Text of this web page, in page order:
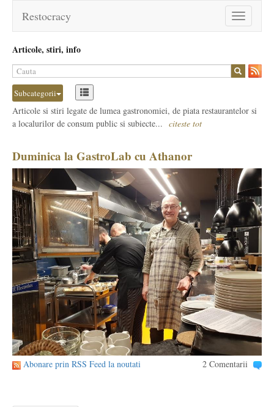
Toggle
navigation
Restocracy
Articole, stiri, info
Subcategorii
Articole si stiri legate de lumea gastronomiei, de piata restaurantelor si
a localurilor de consum public si subiecte... citeste tot
Duminica la GastroLab cu Athanor
Abonare prin RSS Feed la noutati 2 Comentarii